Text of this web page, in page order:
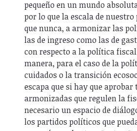
pequeño en un mundo
por lo que la escala de
que nunca, a armonizar las
las de ingreso como las de
con respecto a la política
manera, para el caso de la
cuidados o la transición
escapa que si hay que
armonizadas que regulen la
necesario un espacio de
los partidos políticos que